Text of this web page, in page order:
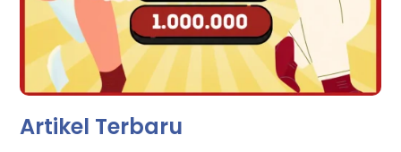
Artikel Terbaru